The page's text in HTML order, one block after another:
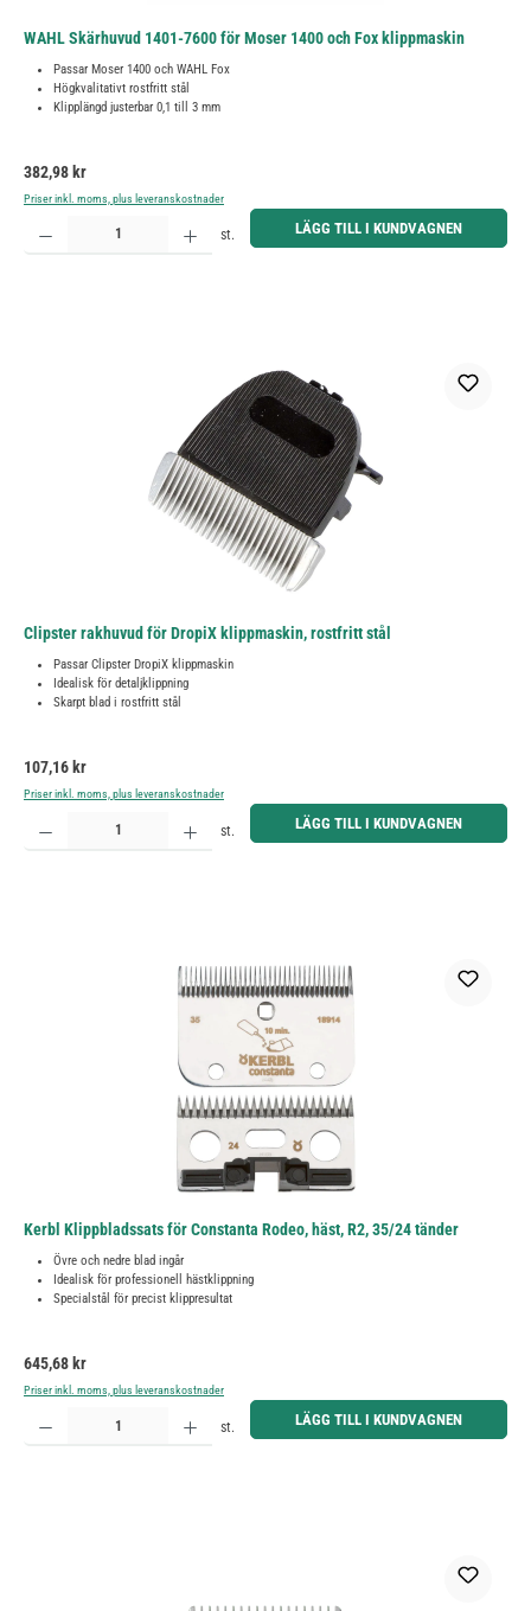
WAHL Skärhuvud 1401-7600 för Moser 1400 och Fox klippmaskin
Passar Moser 1400 och WAHL Fox
Högkvalitativt rostfritt stål
Klipplängd justerbar 0,1 till 3 mm
Ordinarie pris:
382,98 kr
Priser inkl. moms, plus leveranskostnader
Produktkvantitet: Ange önskat belopp eller använd knapparna för att öka eller minska kvantiteten.
st. LÄGG TILL I KUNDVAGNEN
Clipster rakhuvud för DropiX klippmaskin, rostfritt stål
Passar Clipster DropiX klippmaskin
Idealisk för detaljklippning
Skarpt blad i rostfritt stål
Ordinarie pris:
107,16 kr
Priser inkl. moms, plus leveranskostnader
Produktkvantitet: Ange önskat belopp eller använd knapparna för att öka eller minska kvantiteten.
st. LÄGG TILL I KUNDVAGNEN
Kerbl Klippbladssats för Constanta Rodeo, häst, R2, 35/24 tänder
Övre och nedre blad ingår
Idealisk för professionell hästklippning
Specialstål för precist klippresultat
Ordinarie pris:
645,68 kr
Priser inkl. moms, plus leveranskostnader
Produktkvantitet: Ange önskat belopp eller använd knapparna för att öka eller minska kvantiteten.
st. LÄGG TILL I KUNDVAGNEN